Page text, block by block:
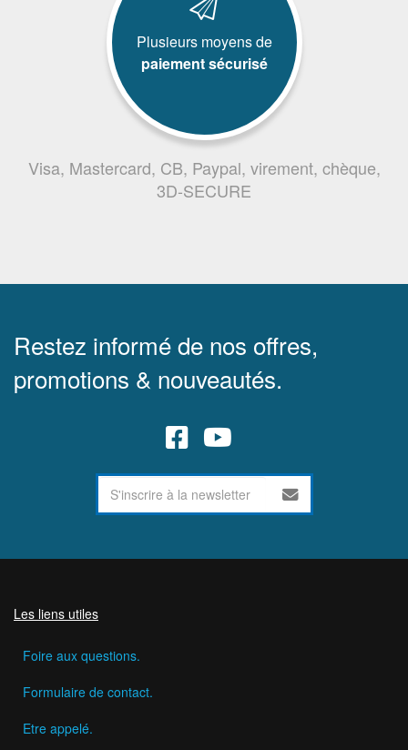
Plusieurs moyens de
paiement sécurisé
Visa, Mastercard, CB, Paypal, virement, chèque,
3D-SECURE
Restez informé de nos offres,
promotions & nouveautés.
Les liens utiles
Foire aux questions.
Formulaire de contact.
Etre appelé.